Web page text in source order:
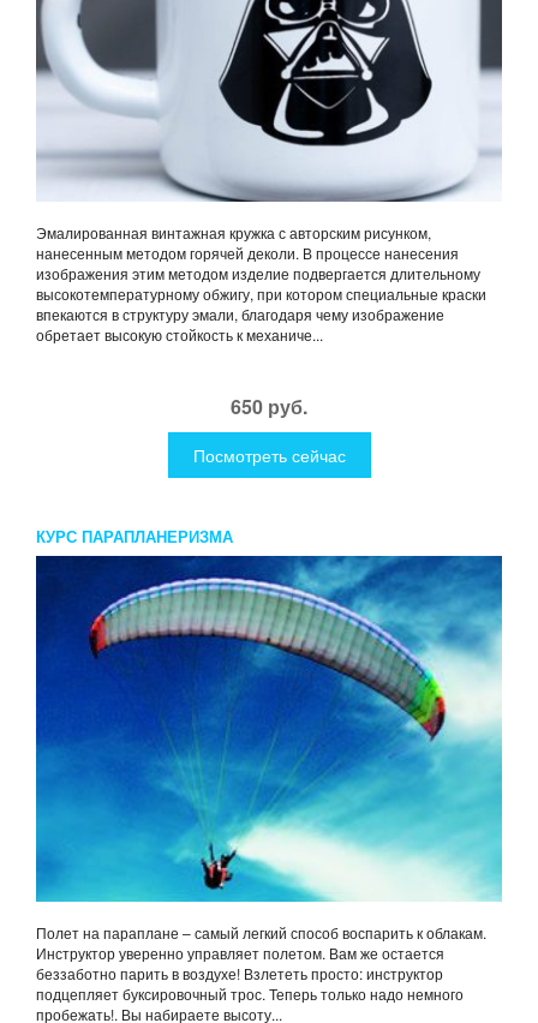
Эмалированная винтажная кружка с авторским рисунком,
нанесенным методом горячей деколи. В процессе нанесения
изображения этим методом изделие подвергается длительному
высокотемпературному обжигу, при котором специальные краски
впекаются в структуру эмали, благодаря чему изображение
обретает высокую стойкость к механиче...
650 руб.
Посмотреть сейчас
КУРС ПАРАПЛАНЕРИЗМА
Полет на параплане – самый легкий способ воспарить к облакам.
Инструктор уверенно управляет полетом. Вам же остается
беззаботно парить в воздухе! Взлететь просто: инструктор
подцепляет буксировочный трос. Теперь только надо немного
пробежать!. Вы набираете высоту...